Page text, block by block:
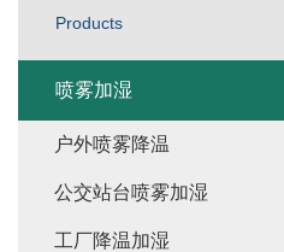
Products
喷雾加湿
户外喷雾降温
公交站台喷雾加湿
工厂降温加湿